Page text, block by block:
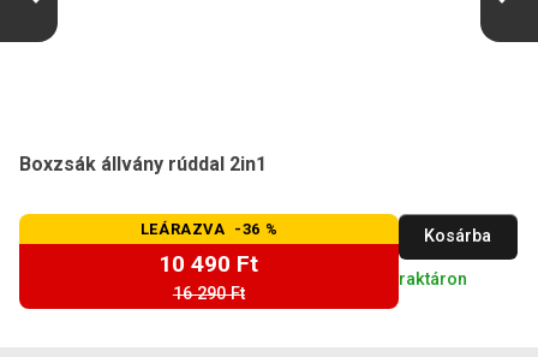
Boxzsák állvány rúddal 2in1
LEÁRAZVA -36 %
10 490 Ft
16 290 Ft
Kosárba
raktáron